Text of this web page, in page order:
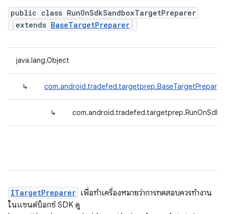
public class RunOnSdkSandboxTargetPreparer
extends BaseTargetPreparer
java.lang.Object
↳ com.android.tradefed.targetprep.BaseTargetPreparer
↳
ITargetPreparer เพื่อทำเครื่องหมายว่าการทดสอบควรทำงาน
ในแซนด์บ็อกซ์ SDK ดู